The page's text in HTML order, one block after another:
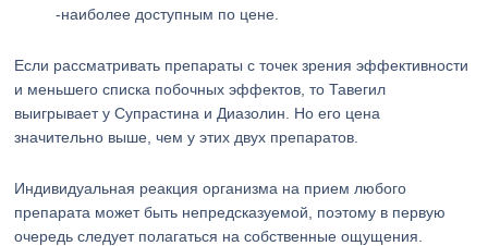
-наиболее доступным по цене.
Если рассматривать препараты с точек зрения эффективности
и меньшего списка побочных эффектов, то Тавегил
выигрывает у Супрастина и Диазолин. Но его цена
значительно выше, чем у этих двух препаратов.
Индивидуальная реакция организма на прием любого
препарата может быть непредсказуемой, поэтому в первую
очередь следует полагаться на собственные ощущения.